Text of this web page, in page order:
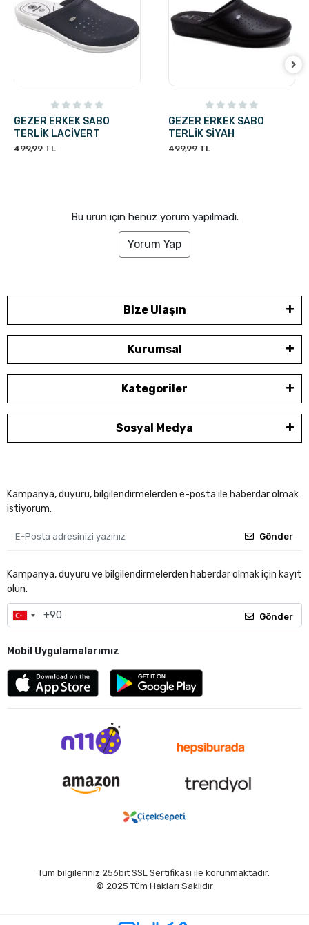
GEZER ERKEK SABO
TERLİK LACİVERT
499,99 TL
GEZER ERKEK SABO
TERLİK SİYAH
499,99 TL
Bu ürün için henüz yorum yapılmadı.
Yorum Yap
Bize Ulaşın
Kurumsal
Kategoriler
Sosyal Medya
Kampanya, duyuru, bilgilendirmelerden e-posta ile haberdar olmak
istiyorum.
Gönder
Kampanya, duyuru ve bilgilendirmelerden haberdar olmak için kayıt
olun.
Gönder
Mobil Uygulamalarımız
Tüm bilgileriniz 256bit SSL Sertifikası ile korunmaktadır.
© 2025 Tüm Hakları Saklıdır